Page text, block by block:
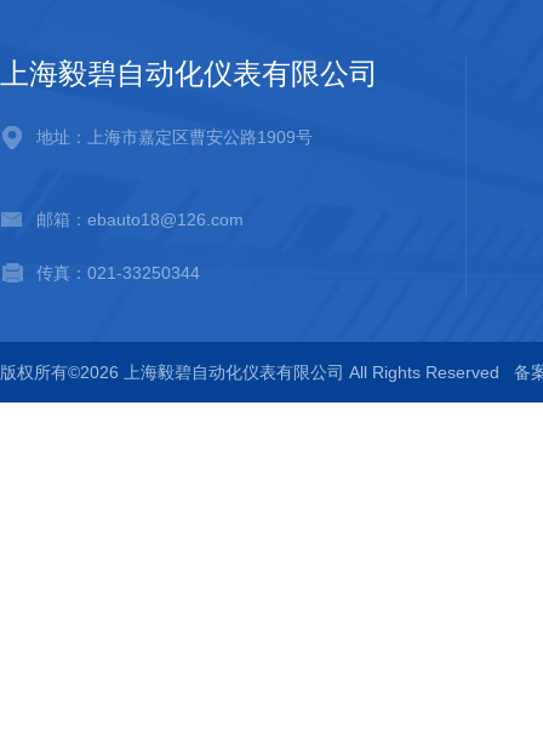
上海毅碧自动化仪表有限公司
地址：上海市嘉定区曹安公路1909号
邮箱：ebauto18@126.com
传真：021-33250344
版权所有©2026 上海毅碧自动化仪表有限公司 All Rights Reserved 备